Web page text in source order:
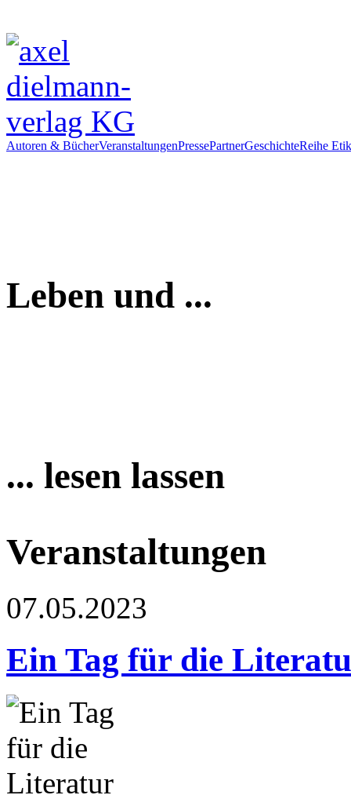
Autoren & BücherVeranstaltungenPressePartnerGeschichteReihe
Leben und ...
... lesen lassen
Veranstaltungen
07.05.2023
Ein Tag für die